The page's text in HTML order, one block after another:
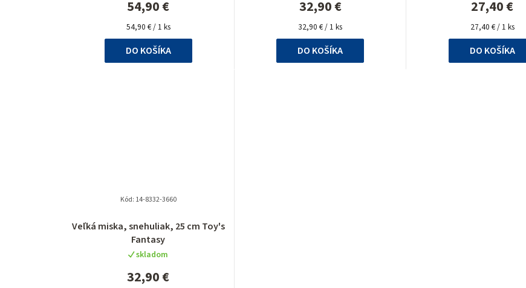
54,90 €
Jednotková
cena:
54,90 € / 1 ks
DO KOŠÍKA
32,90 €
Jednotková
cena:
32,90 € / 1 ks
DO KOŠÍKA
27,40 €
Jednotková
cena:
27,40 € / 1 ks
DO KOŠÍKA
Veľká miska, snehuliak, 25 cm Toy's
Fantasy
skladom
32,90 €
Kód: 14-8332-3660